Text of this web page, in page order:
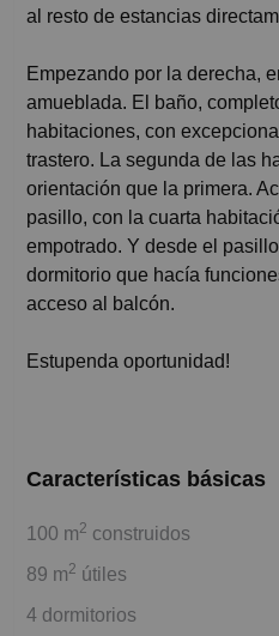
al resto de estancias
Empezando por la derecha,
amueblada. El baño,
habitaciones, con
trastero. La segunda de las
orientación que la primera.
pasillo, con la cuarta
empotrado. Y desde el
dormitorio que hacía
acceso al balcón.
Estupenda oportunidad!
Características básicas
100 m2 construidos
89 m2 útiles
4 dormitorios